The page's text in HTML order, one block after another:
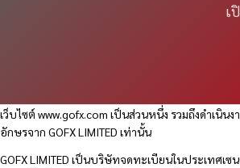
เ
เว็บไซต์www.gofx.com เป็นส่วนหนึ่ง รวมถึงดำเนิน
อักษรจาก GOFX LIMITED เท่านั้น
GOFX LIMITED เป็นบริษัทจดทะเบียนในประเทศเ